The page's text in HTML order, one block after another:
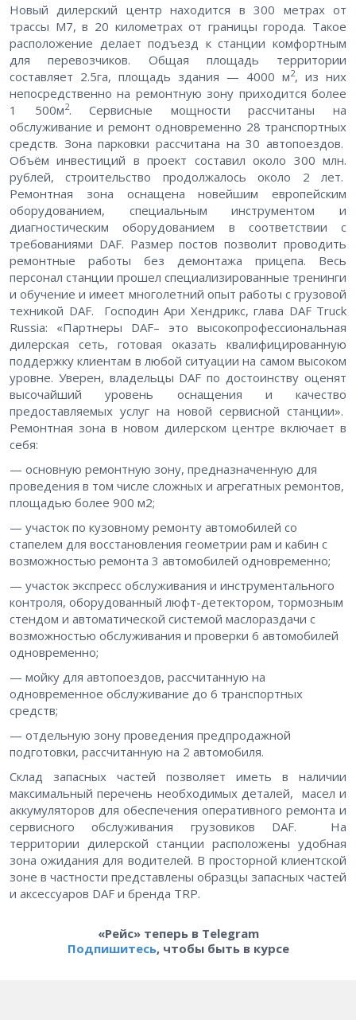
Новый дилерский центр находится в 300 метрах от
трассы М7, в 20 километрах от границы города. Такое
расположение делает подъезд к станции комфортным
для перевозчиков. Общая площадь территории
составляет 2.5га, площадь здания — 4000 м2, из них
непосредственно на ремонтную зону приходится более
1 500м2. Сервисные мощности рассчитаны на
обслуживание и ремонт одновременно 28 транспортных
средств. Зона парковки рассчитана на 30 автопоездов.
Объём инвестиций в проект составил около 300 млн.
рублей, строительство продолжалось около 2 лет.
Ремонтная зона оснащена новейшим европейским
оборудованием, специальным инструментом и
диагностическим оборудованием в соответствии с
требованиями DAF. Размер постов позволит проводить
ремонтные работы без демонтажа прицепа. Весь
персонал станции прошел специализированные тренинги
и обучение и имеет многолетний опыт работы с грузовой
техникой DAF. Господин Ари Хендрикс, глава DAF Truck
Russia: «Партнеры DAF– это высокопрофессиональная
дилерская сеть, готовая оказать квалифицированную
поддержку клиентам в любой ситуации на самом высоком
уровне. Уверен, владельцы DAF по достоинству оценят
высочайший уровень оснащения и качество
предоставляемых услуг на новой сервисной станции».
Ремонтная зона в новом дилерском центре включает в
себя:
— основную ремонтную зону, предназначенную для
проведения в том числе сложных и агрегатных ремонтов,
площадью более 900 м2;
— участок по кузовному ремонту автомобилей со
стапелем для восстановления геометрии рам и кабин с
возможностью ремонта 3 автомобилей одновременно;
— участок экспресс обслуживания и инструментального
контроля, оборудованный люфт-детектором, тормозным
стендом и автоматической системой маслораздачи с
возможностью обслуживания и проверки 6 автомобилей
одновременно;
— мойку для автопоездов, рассчитанную на
одновременное обслуживание до 6 транспортных
средств;
— отдельную зону проведения предпродажной
подготовки, рассчитанную на 2 автомобиля.
Склад запасных частей позволяет иметь в наличии
максимальный перечень необходимых деталей, масел и
аккумуляторов для обеспечения оперативного ремонта и
сервисного обслуживания грузовиков DAF. На
территории дилерской станции расположены удобная
зона ожидания для водителей. В просторной клиентской
зоне в частности представлены образцы запасных частей
и аксессуаров DAF и бренда TRP.
«Рейс» теперь в Telegram
Подпишитесь, чтобы быть в курсе